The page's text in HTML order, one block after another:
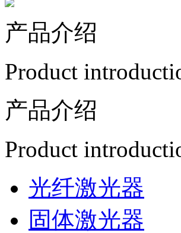
产品介绍
Product
产品介绍
Product
光纤激光器
固体激光器